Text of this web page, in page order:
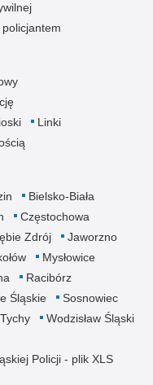
Linki
Bielsko-Biała
Częstochowa
Zdrój
Jaworzno
Mysłowice
Racibórz
Śląskie
Sosnowiec
Tychy
Wodzisław Śląski
Policji - plik XLS